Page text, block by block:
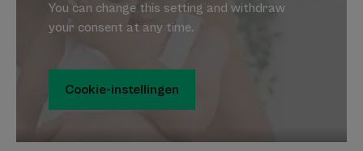
You can change this setting and withdraw
your consent at any time.
Cookie-instellingen